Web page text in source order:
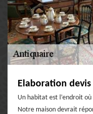
Elaboration devis
Un habitat est l’endroit
Notre maison devrait